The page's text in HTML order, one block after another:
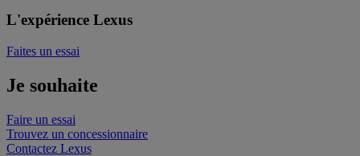
L'expérience Lexus
Faites un essai
Je souhaite
Faire un essai
Trouvez un concessionnaire
Contactez Lexus